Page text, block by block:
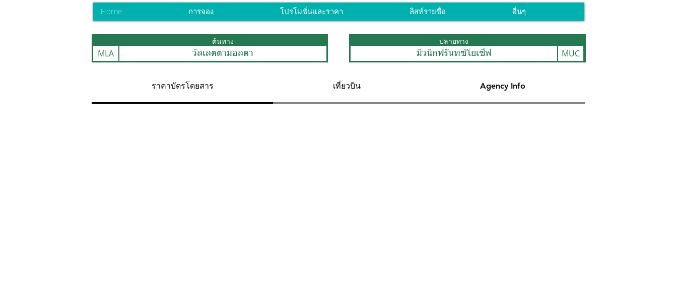
Home การจอง โปรโมชั่นและราคา ลิสท์รายชื่อ อื่นๆ
ต้นทาง
MLA วัลเลตตามอลตา
ปลายทาง
MUC
มิวนิกฟรันทซ์โยเซ็ฟ
ราคาบัตรโดยสาร เที่ยวบิน Agency Info